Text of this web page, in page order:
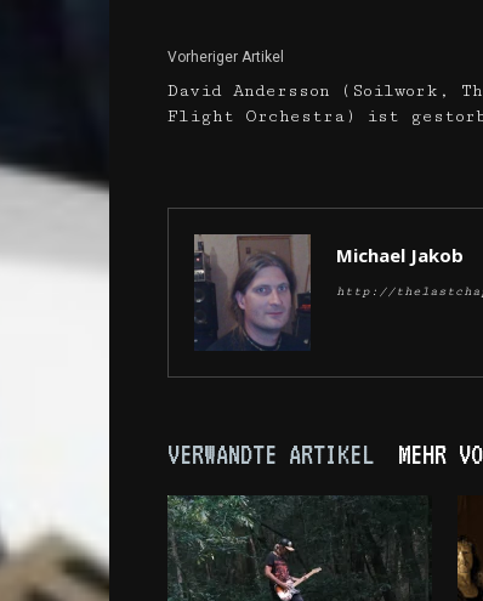
Vorheriger Artikel
David Andersson (Soilwork,
Flight Orchestra) ist
Michael Jakob
http://
VERWANDTE ARTIKEL MEHR